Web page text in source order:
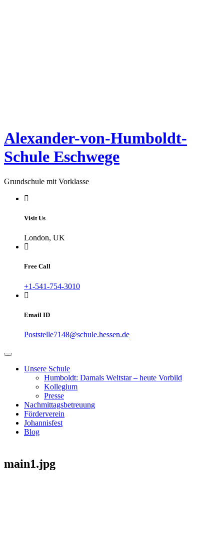
Alexander-von-Humboldt-
Schule Eschwege
Grundschule mit Vorklasse
Visit Us
London, UK
Free Call
+1-541-754-3010
Email ID
Poststelle7148@schule.hessen.de
Unsere Schule
Humboldt: Damals Weltstar – heute Vorbild
Kollegium
Presse
Nachmittagsbetreuung
Förderverein
Johannisfest
Blog
main1.jpg